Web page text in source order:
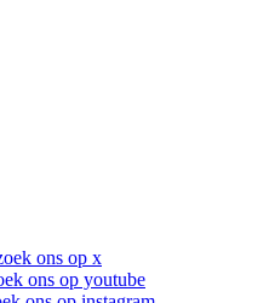
ons op x
ons op youtube